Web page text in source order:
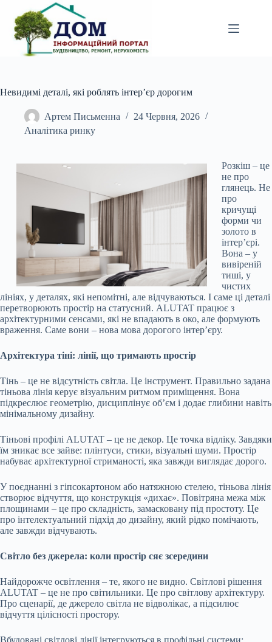
вмісту
Невидимі деталі, які роблять інтер’єр дорогим
Артем Письменна
24 Червня, 2026
Аналітика ринку
Розкіш – це
не про
глянець. Не
про
кричущі
форми чи
золото в
інтер’єрі.
Вона – у
вивіреній
тиші, у
чистих
лініях, у деталях, які непомітні, але відчуваються. І саме ці деталі
перетворюють простір на статусний. ALUTAT працює з
архітектурними сенсами, які не впадають в око, але формують
враження. Саме вони – нова мова дорогого інтер’єру.
Архітектура тіні: лінії, що тримають простір
Тінь – це не відсутність світла. Це інструмент. Правильно задана
тіньова лінія керує візуальним ритмом приміщення. Вона
підкреслює геометрію, дисциплінує об’єм і додає глибини навіть
мінімальному дизайну.
Тіньові профілі ALUTAT – це не декор. Це точка відліку. Завдяки
їм зникає все зайве: плінтуси, стики, візуальні шуми. Простір
набуває архітектурної стриманості, яка завжди виглядає дорого.
У поєднанні з гіпсокартоном або натяжною стелею, тіньова лінія
створює відчуття, що конструкція «дихає». Повітряна межа між
площинами – це про складність, замасковану під простоту. Це
про інтелектуальний підхід до дизайну, який рідко помічають,
але завжди відчувають.
Світло без джерела: коли простір сяє зсередини
Найдорожче освітлення – те, якого не видно. Світлові рішення
ALUTAT – це не про світильники. Це про світлову архітектуру.
Про сценарії, де джерело світла не відволікає, а підсилює
відчуття цілісності простору.
Вбудовані світлові лінії інтегруються в профільні системи: